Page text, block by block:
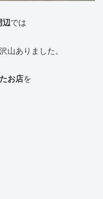
辺では
山ありました。
お店を